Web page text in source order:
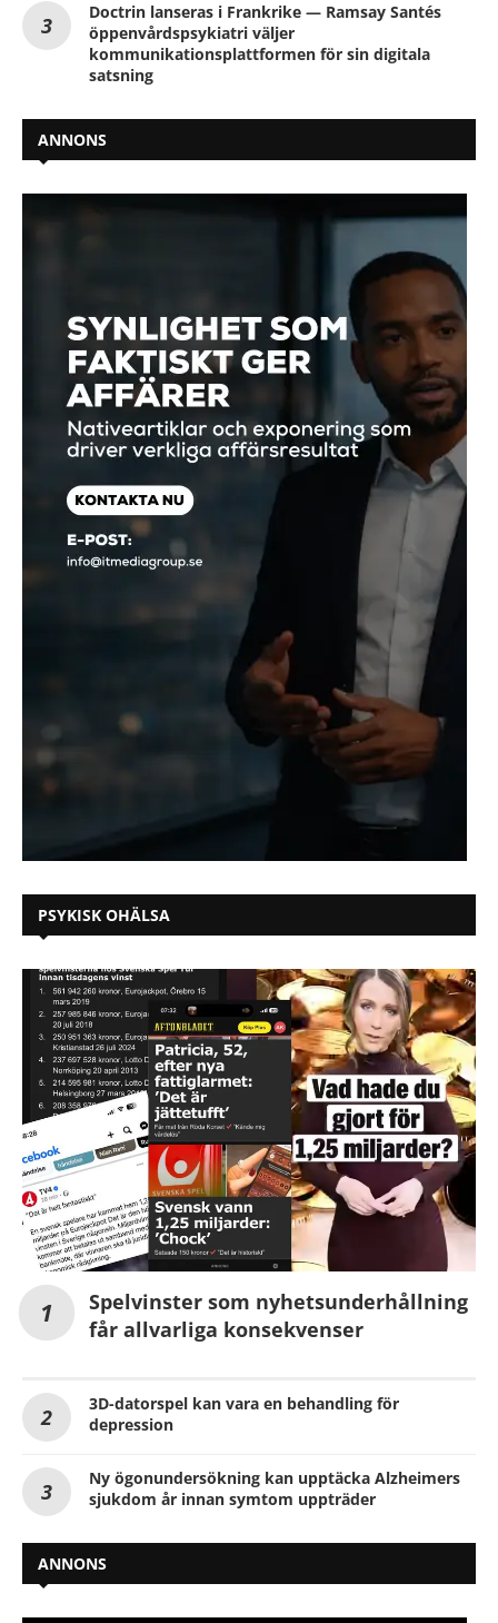
Doctrin lanseras i Frankrike — Ramsay Santés
öppenvårdspsykiatri väljer
kommunikationsplattformen för sin digitala
satsning
ANNONS
PSYKISK OHÄLSA
Spelvinster som nyhetsunderhållning
får allvarliga konsekvenser
3D-datorspel kan vara en behandling för
depression
Ny ögonundersökning kan upptäcka Alzheimers
sjukdom år innan symtom uppträder
ANNONS